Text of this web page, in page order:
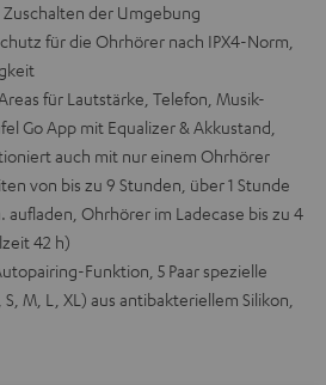
der Umgebung
für die Ohrhörer nach IPX4-Norm,
für Lautstärke, Telefon, Musik-
Go App mit Equalizer & Akkustand,
auch mit nur einem Ohrhörer
von bis zu 9 Stunden, über 1 Stunde
aufladen, Ohrhörer im Ladecase bis zu 4
42 h)
Funktion, 5 Paar spezielle
M, L, XL) aus antibakteriellem Silikon,